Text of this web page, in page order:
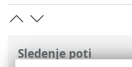
Sledenje poti